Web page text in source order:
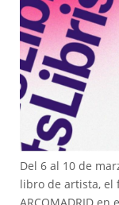
Del 6 al 10 de
libro de artista, el